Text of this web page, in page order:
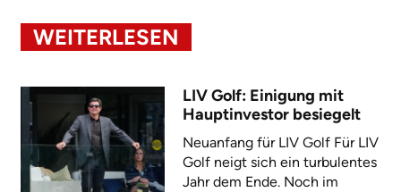
WEITERLESEN
LIV Golf: Einigung mit
Hauptinvestor besiegelt
Neuanfang für LIV Golf Für LIV
Golf neigt sich ein turbulentes
Jahr dem Ende. Noch im